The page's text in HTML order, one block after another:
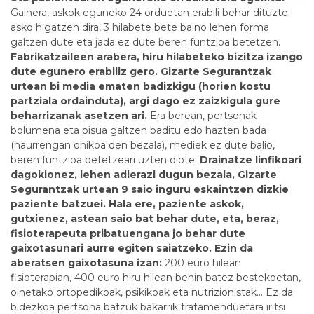
Gainera, askok eguneko 24 orduetan erabili behar dituzte:
asko higatzen dira, 3 hilabete bete baino lehen forma
galtzen dute eta jada ez dute beren funtzioa betetzen.
Fabrikatzaileen arabera, hiru hilabeteko bizitza izango
dute egunero erabiliz gero. Gizarte Segurantzak
urtean bi media ematen badizkigu (horien kostu
partziala ordainduta), argi dago ez zaizkigula gure
beharrizanak asetzen ari. Era berean, pertsonak
bolumena eta pisua galtzen baditu edo hazten bada
(haurrengan ohikoa den bezala), mediek ez dute balio,
beren funtzioa betetzeari uzten diote. Drainatze linfikoari
dagokionez, lehen adierazi dugun bezala, Gizarte
Segurantzak urtean 9 saio inguru eskaintzen dizkie
paziente batzuei. Hala ere, paziente askok,
gutxienez, astean saio bat behar dute, eta, beraz,
fisioterapeuta pribatuengana jo behar dute
gaixotasunari aurre egiten saiatzeko. Ezin da
aberatsen gaixotasuna izan: 200 euro hilean
fisioterapian, 400 euro hiru hilean behin batez bestekoetan,
oinetako ortopedikoak, psikikoak eta nutrizionistak... Ez da
bidezkoa pertsona batzuk bakarrik tratamenduetara iritsi